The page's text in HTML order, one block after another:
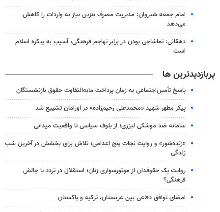
امام جمعه شیروان: مدیریت مصرف بنزین نیاز به واردات را کاهش
می‌دهد
دهقانی: تماشاچی بودن در برابر تهاجم فرهنگی، آسیب به پیکره اسلام
است
پربازدیدترین ها
پاسخ تأمین‌اجتماعی به زمان پرداخت مابه‌التفاوت حقوق بازنشستگان
پیکر مطهر شهید «محمدعلی رحیم‌زاده» در اورامان تشییع شد
سامانه ضد موشکی لیزری؛ از بلوف سیاسی تا واقعیت میدانی
«زنده‌شور» و روایت نجات پنج اعدامی؛ تلاش برای بخشش در آخرین شب
زندگی
روایت یک حقوقدان از موتورسواری زنان؛ استقلال در تردد یا چالش
فرهنگی؟
امضای توافق دفاعی بین عربستان، ترکیه و پاکستان